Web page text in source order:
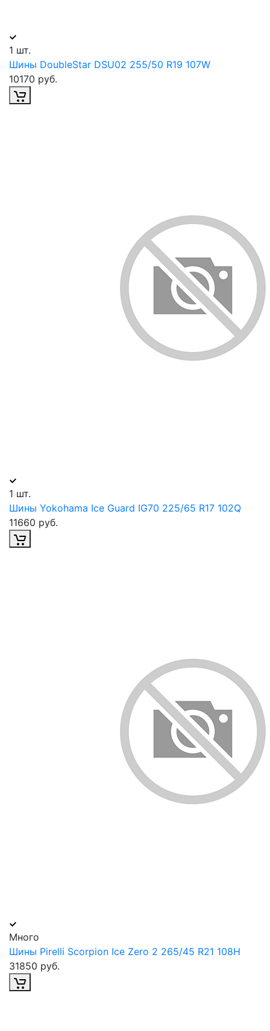
1 шт.
Шины DoubleStar DSU02 255/50 R19 107W
10170 руб.
1 шт.
Шины Yokohama Ice Guard IG70 225/65 R17 102Q
11660 руб.
Много
Шины Pirelli Scorpion Ice Zero 2 265/45 R21 108H
31850 руб.